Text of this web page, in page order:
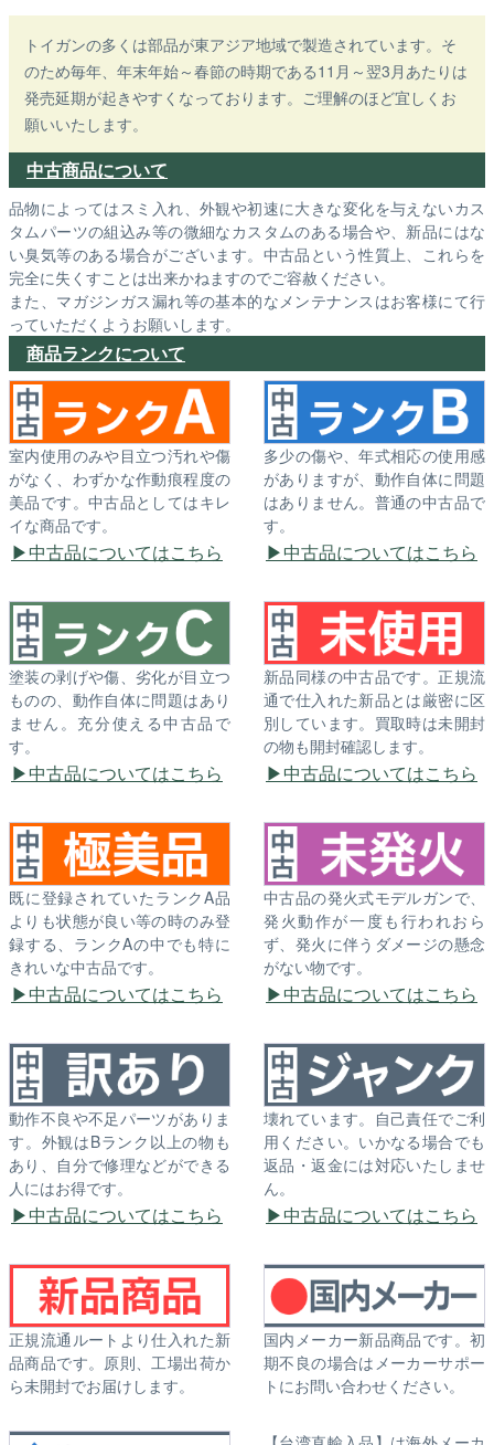
トイガンの多くは部品が東アジア地域で製造されています。そ
のため毎年、年末年始～春節の時期である11月～翌3月あたりは
発売延期が起きやすくなっております。ご理解のほど宜しくお
願いいたします。
中古商品について
品物によってはスミ入れ、外観や初速に大きな変化を与えないカス
タムパーツの組込み等の微細なカスタムのある場合や、新品にはな
い臭気等のある場合がございます。中古品という性質上、これらを
完全に失くすことは出来かねますのでご容赦ください。
また、マガジンガス漏れ等の基本的なメンテナンスはお客様にて行
っていただくようお願いします。
商品ランクについて
室内使用のみや目立つ汚れや傷
がなく、わずかな作動痕程度の
美品です。中古品としてはキレ
イな商品です。
中古品についてはこちら
多少の傷や、年式相応の使用感
がありますが、動作自体に問題
はありません。普通の中古品で
す。
中古品についてはこちら
塗装の剥げや傷、劣化が目立つ
ものの、動作自体に問題はあり
ません。充分使える中古品で
す。
中古品についてはこちら
新品同様の中古品です。正規流
通で仕入れた新品とは厳密に区
別しています。買取時は未開封
の物も開封確認します。
中古品についてはこちら
既に登録されていたランクA品
よりも状態が良い等の時のみ登
録する、ランクAの中でも特に
きれいな中古品です。
中古品についてはこちら
中古品の発火式モデルガンで、
発火動作が一度も行われおら
ず、発火に伴うダメージの懸念
がない物です。
中古品についてはこちら
動作不良や不足パーツがありま
す。外観はBランク以上の物も
あり、自分で修理などができる
人にはお得です。
中古品についてはこちら
壊れています。自己責任でご利
用ください。いかなる場合でも
返品・返金には対応いたしませ
ん。
中古品についてはこちら
正規流通ルートより仕入れた新
品商品です。原則、工場出荷か
ら未開封でお届けします。
国内メーカー新品商品です。初
期不良の場合はメーカーサポー
トにお問い合わせください。